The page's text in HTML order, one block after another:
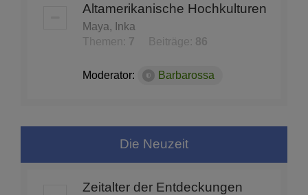
Altamerikanische Hochkulturen
Maya, Inka
Themen: 7 Beiträge: 86
Moderator: Barbarossa
Die Neuzeit
Zeitalter der Entdeckungen